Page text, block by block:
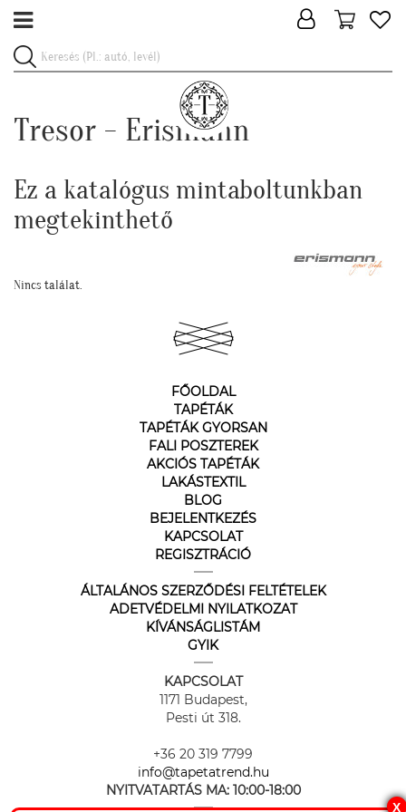
Tresor - Erismann
Ez a katalógus mintaboltunkban
megtekinthető
Nincs találat.
FŐOLDAL
TAPÉTÁK
TAPÉTÁK GYORSAN
FALI POSZTEREK
AKCIÓS TAPÉTÁK
LAKÁSTEXTIL
BLOG
BEJELENTKEZÉS
KAPCSOLAT
REGISZTRÁCIÓ
ÁLTALÁNOS SZERZŐDÉSI FELTÉTELEK
ADETVÉDELMI NYILATKOZAT
KÍVÁNSÁGLISTÁM
GYIK
KAPCSOLAT
1171 Budapest,
Pesti út 318.
+36 20 319 7799
info@tapetatrend.hu
NYITVATARTÁS MA: 10:00-18:00
X